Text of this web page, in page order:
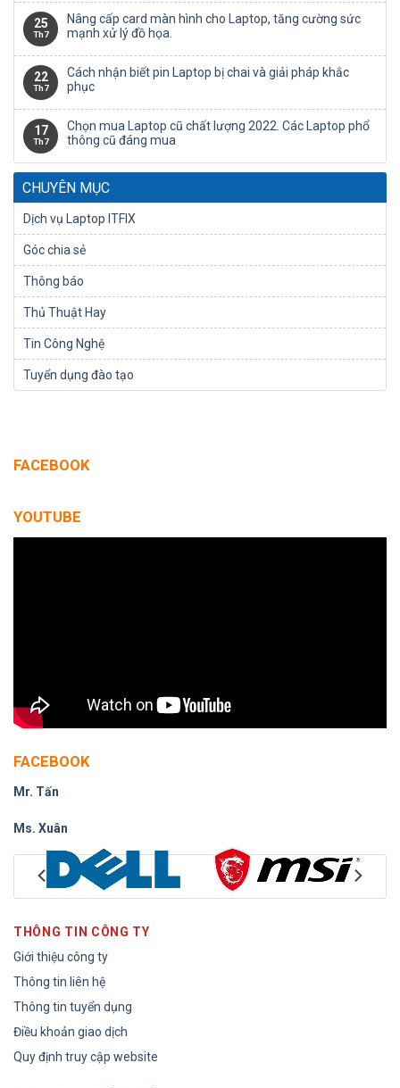
25
Th7
Nâng cấp card màn hình cho Laptop, tăng cường sức
mạnh xử lý đồ họa.
22
Th7
Cách nhận biết pin Laptop bị chai và giải pháp khắc
phục
17
Th7
Chọn mua Laptop cũ chất lượng 2022. Các Laptop phổ
thông cũ đáng mua
CHUYÊN MỤC
Dịch vụ Laptop ITFIX
Góc chia sẻ
Thông báo
Thủ Thuật Hay
Tin Công Nghệ
Tuyển dụng đào tạo
FACEBOOK
YOUTUBE
FACEBOOK
Mr. Tấn
Ms. Xuân
THÔNG TIN CÔNG TY
Giới thiệu công ty
Thông tin liên hệ
Thông tin tuyển dụng
Điều khoản giao dịch
Quy định truy cập website